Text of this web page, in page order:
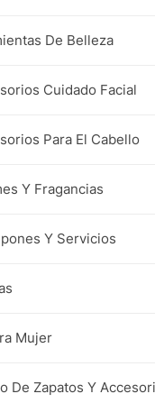
De Belleza
Cuidado Facial
Para El Cabello
Y Fragancias
Y Servicios
Mujer
De Zapatos Y